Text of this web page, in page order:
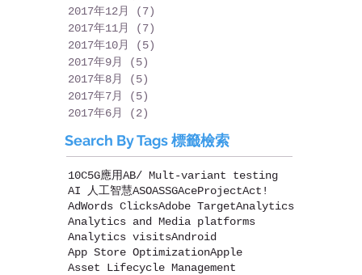
2017年12月
(7)
2017年11月
(7)
2017年10月
(5)
2017年9月
(5)
2017年8月
(5)
2017年7月
(5)
2017年6月
(2)
Search By Tags 標籤檢索
10C5G應用AB/ Mult-variant testing
AI 人工智慧ASOASSGAceProjectAct!
AdWords ClicksAdobe TargetAnalytics
Analytics and Media platforms
Analytics visitsAndroid
App Store OptimizationApple
Asset Lifecycle Management